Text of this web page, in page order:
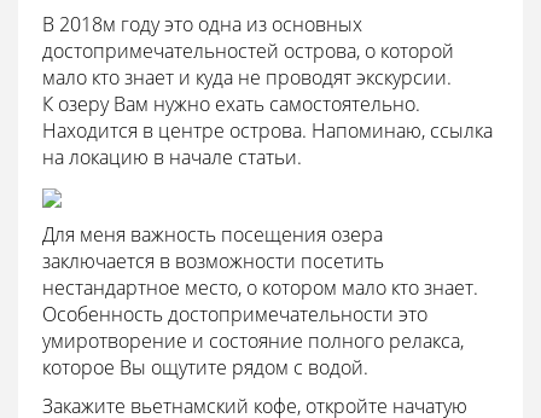
В 2018м году это одна из основных
достопримечательностей острова, о которой
мало кто знает и куда не проводят экскурсии.
К озеру Вам нужно ехать самостоятельно.
Находится в центре острова. Напоминаю, ссылка
на локацию в начале статьи.
Для меня важность посещения озера
заключается в возможности посетить
нестандартное место, о котором мало кто знает.
Особенность достопримечательности это
умиротворение и состояние полного релакса,
которое Вы ощутите рядом с водой.
Закажите вьетнамский кофе, откройте начатую